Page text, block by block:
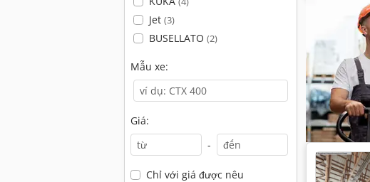
Jet (3)
BUSELLATO (2)
Mẫu xe:
Giá:
-
Chỉ với giá được nêu